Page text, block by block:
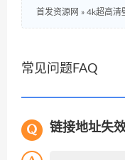
首发资源网 » 4k超高清
常见问题FAQ
链接地址失